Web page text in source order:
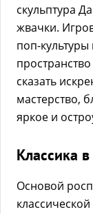
скульптура
жвачки.
поп-
сказать
мастерство,
яркое и
Классика
Основой